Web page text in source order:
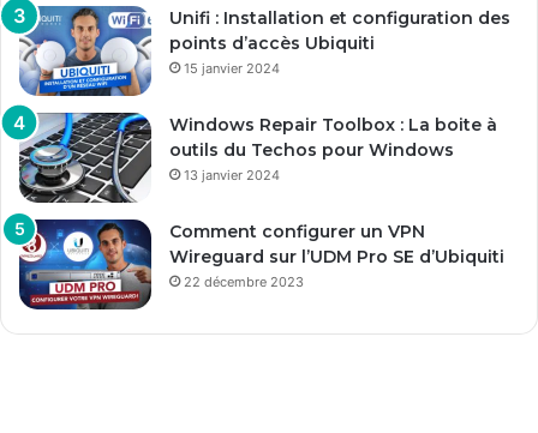
Unifi : Installation et configuration des
points d’accès Ubiquiti
15 janvier 2024
Windows Repair Toolbox : La boite à
outils du Techos pour Windows
13 janvier 2024
Comment configurer un VPN
Wireguard sur l’UDM Pro SE d’Ubiquiti
22 décembre 2023